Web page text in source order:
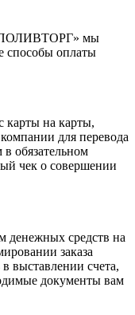
«ПОЛИВТОРГ» мы
способы оплаты
карты на карты,
для перевода
обязательном
чек о совершении
денежных средств на
заказа
выставлении счета,
документы вам